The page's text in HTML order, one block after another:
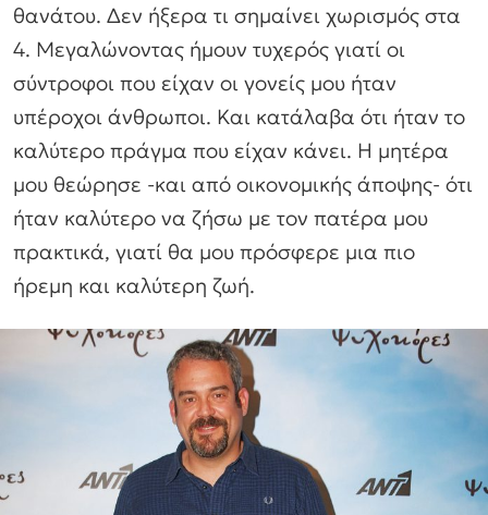
θανάτου. Δεν ήξερα τι σημαίνει χωρισμός στα
4. Μεγαλώνοντας ήμουν τυχερός γιατί οι
σύντροφοι που είχαν οι γονείς μου ήταν
υπέροχοι άνθρωποι. Και κατάλαβα ότι ήταν το
καλύτερο πράγμα που είχαν κάνει. Η μητέρα
μου θεώρησε -και από οικονομικής άποψης- ότι
ήταν καλύτερο να ζήσω με τον πατέρα μου
πρακτικά, γιατί θα μου πρόσφερε μια πιο
ήρεμη και καλύτερη ζωή.